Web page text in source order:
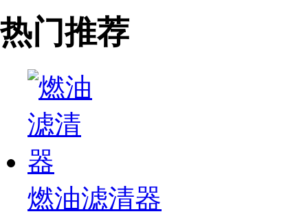
热门推荐
燃油滤清器